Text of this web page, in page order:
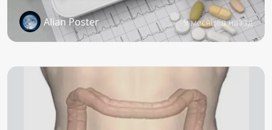
Alian Poster 9 месяцев назад